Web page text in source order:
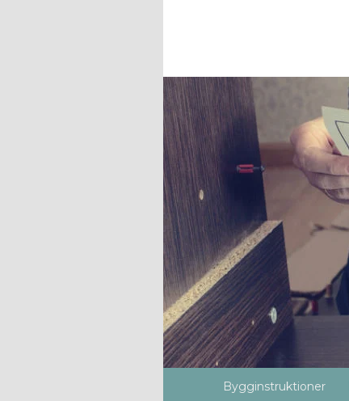
Bygginstruktioner